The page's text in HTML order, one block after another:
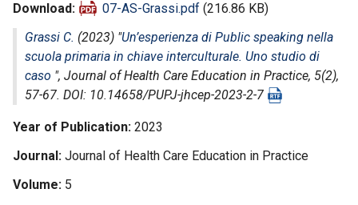
Download
07-AS-Grassi.pdf (216.86 KB)
Grassi C. (2023) "Un’esperienza di Public speaking nella
scuola primaria in chiave interculturale. Uno studio di
caso ", Journal of Health Care Education in Practice, 5(2),
57-67. DOI: 10.14658/PUPJ-jhcep-2023-2-7
Year of Publication 2023
Journal Journal of Health Care Education in Practice
Volume 5